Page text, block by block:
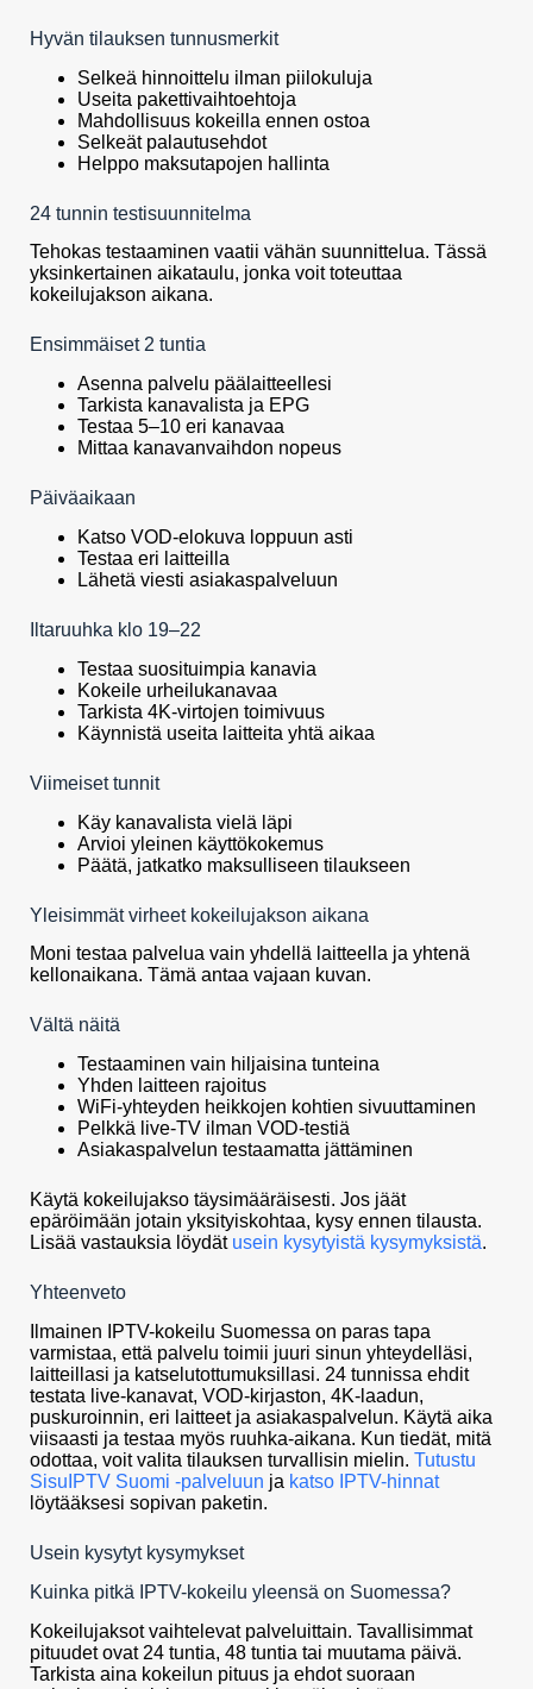
Hyvän tilauksen tunnusmerkit
Selkeä hinnoittelu ilman piilokuluja
Useita pakettivaihtoehtoja
Mahdollisuus kokeilla ennen ostoa
Selkeät palautusehdot
Helppo maksutapojen hallinta
24 tunnin testisuunnitelma
Tehokas testaaminen vaatii vähän suunnittelua. Tässä
yksinkertainen aikataulu, jonka voit toteuttaa
kokeilujakson aikana.
Ensimmäiset 2 tuntia
Asenna palvelu päälaitteellesi
Tarkista kanavalista ja EPG
Testaa 5–10 eri kanavaa
Mittaa kanavanvaihdon nopeus
Päiväaikaan
Katso VOD-elokuva loppuun asti
Testaa eri laitteilla
Lähetä viesti asiakaspalveluun
Iltaruuhka klo 19–22
Testaa suosituimpia kanavia
Kokeile urheilukanavaa
Tarkista 4K-virtojen toimivuus
Käynnistä useita laitteita yhtä aikaa
Viimeiset tunnit
Käy kanavalista vielä läpi
Arvioi yleinen käyttökokemus
Päätä, jatkatko maksulliseen tilaukseen
Yleisimmät virheet kokeilujakson aikana
Moni testaa palvelua vain yhdellä laitteella ja yhtenä
kellonaikana. Tämä antaa vajaan kuvan.
Vältä näitä
Testaaminen vain hiljaisina tunteina
Yhden laitteen rajoitus
WiFi-yhteyden heikkojen kohtien sivuuttaminen
Pelkkä live-TV ilman VOD-testiä
Asiakaspalvelun testaamatta jättäminen
Käytä kokeilujakso täysimääräisesti. Jos jäät
epäröimään jotain yksityiskohtaa, kysy ennen tilausta.
Lisää vastauksia löydät usein kysytyistä kysymyksistä.
Yhteenveto
Ilmainen IPTV-kokeilu Suomessa on paras tapa
varmistaa, että palvelu toimii juuri sinun yhteydelläsi,
laitteillasi ja katselutottumuksillasi. 24 tunnissa ehdit
testata live-kanavat, VOD-kirjaston, 4K-laadun,
puskuroinnin, eri laitteet ja asiakaspalvelun. Käytä aika
viisaasti ja testaa myös ruuhka-aikana. Kun tiedät, mitä
odottaa, voit valita tilauksen turvallisin mielin. Tutustu
SisuIPTV Suomi -palveluun ja katso IPTV-hinnat
löytääksesi sopivan paketin.
Usein kysytyt kysymykset
Kuinka pitkä IPTV-kokeilu yleensä on Suomessa?
Kokeilujaksot vaihtelevat palveluittain. Tavallisimmat
pituudet ovat 24 tuntia, 48 tuntia tai muutama päivä.
Tarkista aina kokeilun pituus ja ehdot suoraan